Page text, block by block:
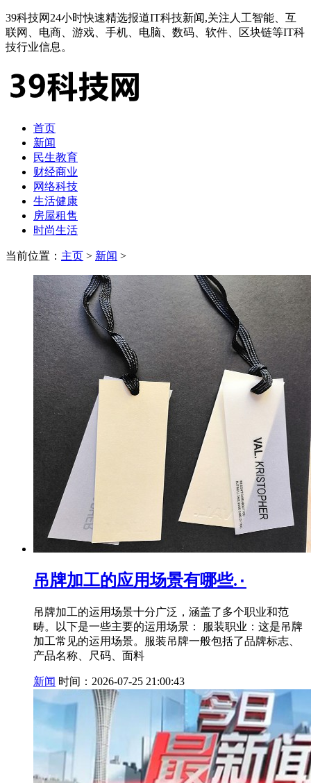
39科技网24小时快速精选报道IT科技新闻,关注人工智能、互
联网、电商、游戏、手机、电脑、数码、软件、区块链等IT科
技行业信息。
首页
新闻
民生教育
财经商业
网络科技
生活健康
房屋租售
时尚生活
当前位置： 主页 > 新闻 >
吊牌加工的应用场景有哪些.۰
吊牌加工的运用场景十分广泛，涵盖了多个职业和范
畴。以下是一些主要的运用场景： 服装职业：这是吊牌
加工常见的运用场景。服装吊牌一般包括了品牌标志、
产品名称、尺码、面料
新闻 时间：2026-07-25 21:00:43